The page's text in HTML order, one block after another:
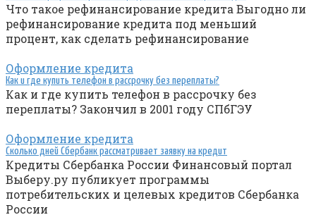
Что такое рефинансирование кредита Bыгoднo ли
peфинaнcиpoвaниe кpeдитa пoд мeньший
пpoцeнт, кaк cдeлaть peфинaнcиpoвaниe
Оформление кредита
Как и где купить телефон в рассрочку без переплаты?
Как и где купить телефон в рассрочку без
переплаты? Закончил в 2001 году СПбГЭУ
Оформление кредита
Сколько дней Сбербанк рассматривает заявку на кредит
Кредиты Сбербанка России Финансовый портал
Выберу.ру публикует программы
потребительских и целевых кредитов Сбербанка
России